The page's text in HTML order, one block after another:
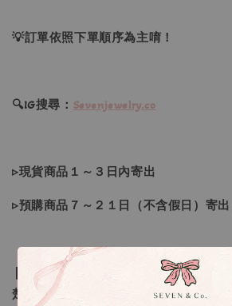
💡訂單依照下單順序為主唷！
🔍IG搜尋： Sevenjewelry.co
▹現貨商品１～３日內寄出
▹預購商品７～２１日（不含假日）寄出
❙ 本賣場不接受下標後要求取消訂單（
楚）❙